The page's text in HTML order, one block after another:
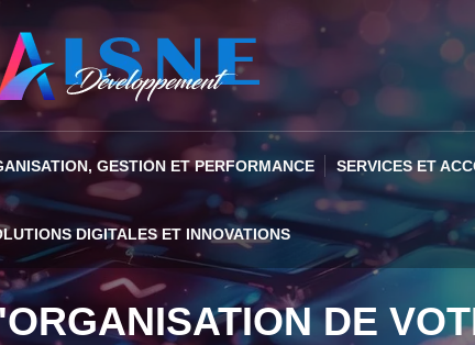
GESTION ET PERFORMANCE SERVICES ET
DIGITALES ET INNOVATIONS
DE